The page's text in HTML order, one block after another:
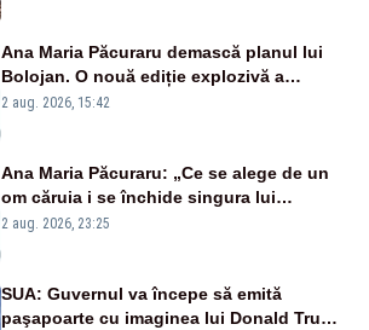
Ana Maria Păcuraru demască planul lui
Bolojan. O nouă ediție explozivă a
emisiunii „Miza Zilei” la Realitatea PLUS
2 aug. 2026, 15:42
Ana Maria Păcuraru: „Ce se alege de un
om căruia i se închide singura lui
portiță?”
2 aug. 2026, 23:25
SUA: Guvernul va începe să emită
paşapoarte cu imaginea lui Donald Trump